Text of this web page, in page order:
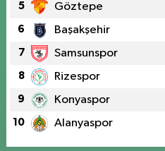
5 Göztepe
6 Başakşehir
7 Samsunspor
8 Rizespor
9 Konyaspor
10 Alanyaspor